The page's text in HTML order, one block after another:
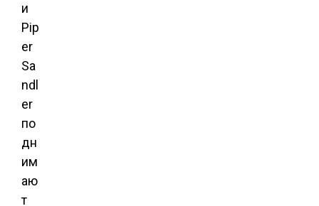
и
Pip
er
Sa
ndl
er
по
дн
им
аю
т